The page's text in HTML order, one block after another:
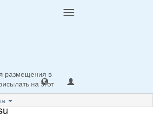
Toggle
размещения в
на этот